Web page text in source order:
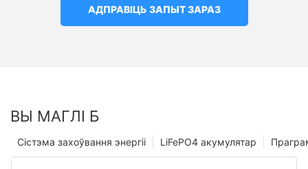
АДПРАВІЦЬ ЗАПЫТ ЗАРАЗ
ВЫ МАГЛІ Б
LiFePO4 акумулятар
Сістэма захоўвання энергіі